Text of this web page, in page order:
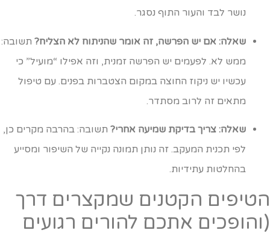
נושר לבד והעור התוף נסגר.
שאלה: אם יש הפרשה, זה אומר שהניתוח לא הצליח?תשובה:
ממש לא. לפעמים יש הפרשה זמנית, וזה אפילו “מועיל” כי
עכשיו יש ניקוז החוצה במקום הצטברות בפנים. עם טיפול
מתאים זה לרוב מסתדר.
שאלה: צריך בדיקת שמיעה אחרי?תשובה: בהרבה מקרים כן,
לפי תכנית המעקב. זה נותן תמונה נקייה של השיפור ומסייע
בהחלטות עתידיות.
הקטנים שמקצרים דרך
אתכם להורים רגועים